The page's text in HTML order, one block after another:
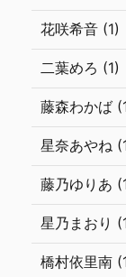
花咲希音 (1)
二葉めろ (1)
藤森わかば
星奈あやね
藤乃ゆりあ
星乃まおり
橋村依里南